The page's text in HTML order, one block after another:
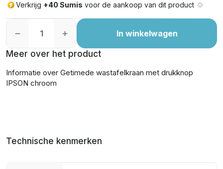
Verkrijg +40 Sumis voor de aankoop van dit product
In winkelwagen
Meer over het product
Informatie over Getimede wastafelkraan met drukknop
IPSON chroom
Technische kenmerken